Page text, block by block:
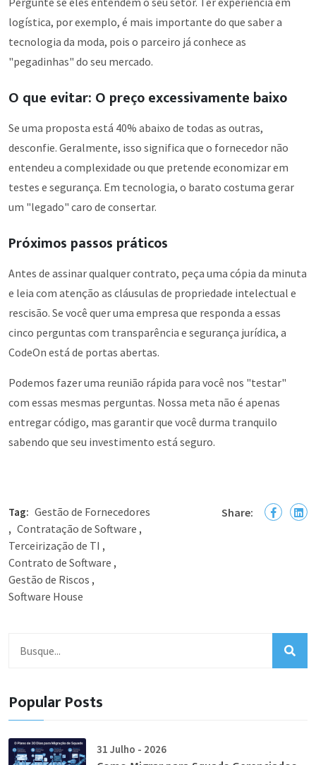
logística, por exemplo, é mais importante do que saber a
tecnologia da moda, pois o parceiro já conhece as
"pegadinhas" do seu mercado.
O que evitar: O preço excessivamente baixo
Se uma proposta está 40% abaixo de todas as outras,
desconfie. Geralmente, isso significa que o fornecedor não
entendeu a complexidade ou que pretende economizar em
testes e segurança. Em tecnologia, o barato costuma gerar
um "legado" caro de consertar.
Próximos passos práticos
Antes de assinar qualquer contrato, peça uma cópia da minuta
e leia com atenção as cláusulas de propriedade intelectual e
rescisão. Se você quer uma empresa que responda a essas
cinco perguntas com transparência e segurança jurídica, a
CodeOn está de portas abertas.
Podemos fazer uma reunião rápida para você nos "testar"
com essas mesmas perguntas. Nossa meta não é apenas
entregar código, mas garantir que você durma tranquilo
sabendo que seu investimento está seguro.
Tag: Gestão de Fornecedores
, Contratação de Software ,
Terceirização de TI ,
Contrato de Software ,
Gestão de Riscos ,
Software House
Share:
Popular Posts
31 Julho - 2026